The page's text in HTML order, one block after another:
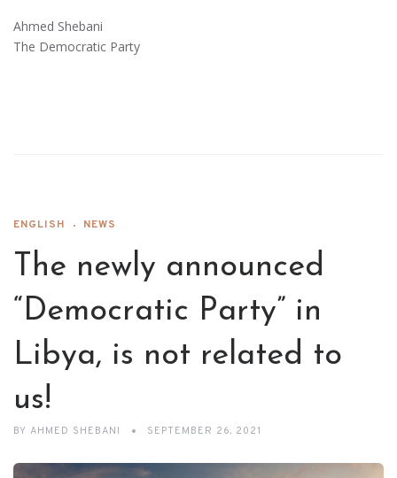
Ahmed Shebani
The Democratic Party
ENGLISH NEWS
The newly announced
“Democratic Party” in
Libya, is not related to
us!
BY AHMED SHEBANI SEPTEMBER 26, 2021